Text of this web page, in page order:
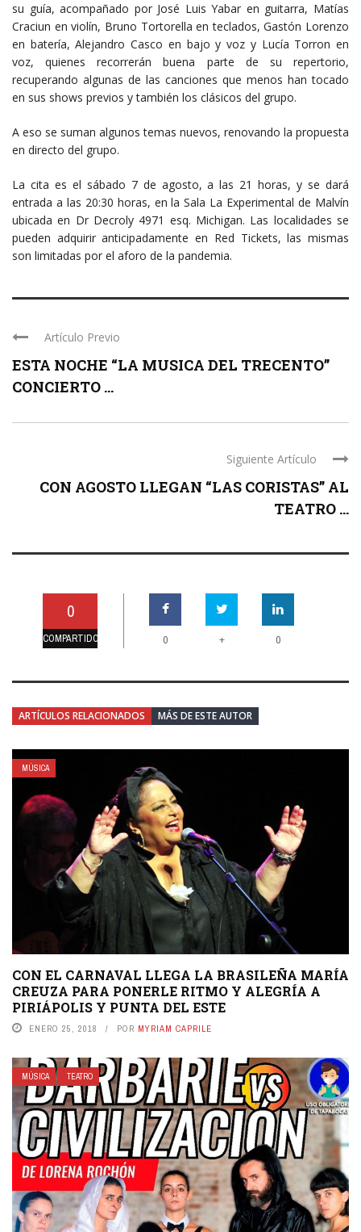
su guía, acompañado por José Luis Yabar en guitarra, Matías
Craciun en violín, Bruno Tortorella en teclados, Gastón Lorenzo
en batería, Alejandro Casco en bajo y voz y Lucía Torron en
voz, quienes recorrerán buena parte de su repertorio,
recuperando algunas de las canciones que menos han tocado
en sus shows previos y también los clásicos del grupo.
A eso se suman algunos temas nuevos, renovando la propuesta
en directo del grupo.
La cita es el sábado 7 de agosto, a las 21 horas, y se dará
entrada a las 20:30 horas, en la Sala La Experimental de Malvín
ubicada en Dr Decroly 4971 esq. Michigan. Las localidades se
pueden adquirir anticipadamente en Red Tickets, las mismas
son limitadas por el aforo de la pandemia.
Artículo Previo
ESTA NOCHE “LA MUSICA DEL TRECENTO”
CONCIERTO ...
Siguiente Artículo
CON AGOSTO LLEGAN “LAS CORISTAS” AL
TEATRO ...
0
COMPARTIDO 0 + 0
ARTÍCULOS RELACIONADOS MÁS DE ESTE AUTOR
MÚSICA
CON EL CARNAVAL LLEGA LA BRASILEÑA MARÍA
CREUZA PARA PONERLE RITMO Y ALEGRÍA A
PIRIÁPOLIS Y PUNTA DEL ESTE
ENERO 25, 2018 POR MYRIAM CAPRILE
MÚSICA TEATRO